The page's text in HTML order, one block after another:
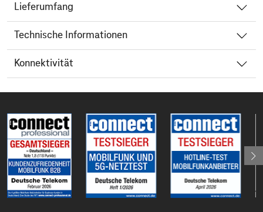
Lieferumfang
Technische Informationen
Konnektivität